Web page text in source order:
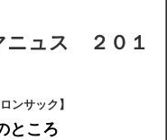
ニュス ２０１
ンサック】
ところ